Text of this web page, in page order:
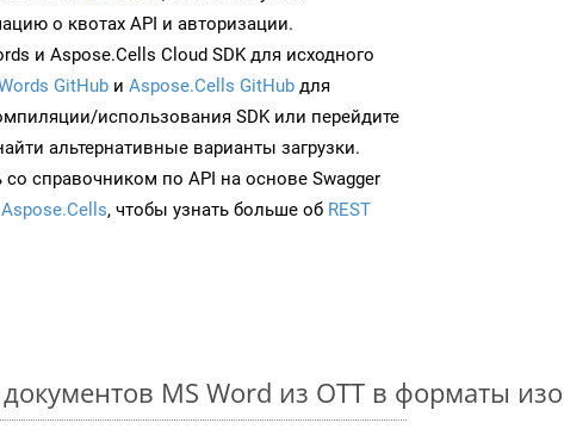
о квотах API и авторизации.
и Aspose.Cells Cloud SDK для исходного
GitHub и Aspose.Cells GitHub для
использования SDK или перейдите
альтернативные варианты загрузки.
со справочником по API на основе Swagger
Aspose.Cells, чтобы узнать больше об REST
MS Word из OTT в форматы